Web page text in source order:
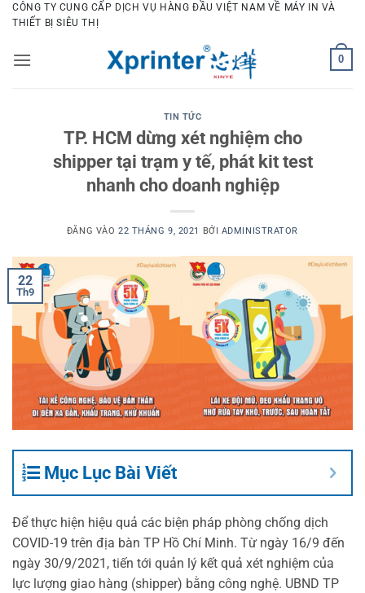
Bỏ
qua
dung
CÔNG TY CUNG CẤP DỊCH VỤ HÀNG ĐẦU VIỆT NAM VỀ MÁY IN VÀ
THIẾT BỊ SIÊU THỊ
0
TIN TỨC
TP. HCM dừng xét nghiệm cho
shipper tại trạm y tế, phát kit test
nhanh cho doanh nghiệp
ĐĂNG VÀO 22 THÁNG 9, 2021 BỞI ADMINISTRATOR
22
Th9
Mục Lục Bài Viết
Để thực hiện hiệu quả các biện pháp phòng chống dịch
COVID-19 trên địa bàn TP Hồ Chí Minh. Từ ngày 16/9 đến
ngày 30/9/2021, tiến tới quản lý kết quả xét nghiệm của
lực lượng giao hàng (shipper) bằng công nghệ. UBND TP